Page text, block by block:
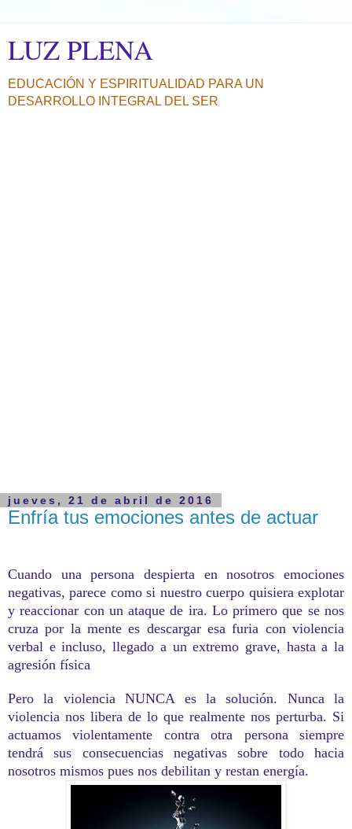
LUZ PLENA
EDUCACIÓN Y ESPIRITUALIDAD PARA UN
DESARROLLO INTEGRAL DEL SER
jueves, 21 de abril de 2016
Enfría tus emociones antes de actuar
Cuando una persona despierta en nosotros emociones
negativas, parece como si nuestro cuerpo quisiera explotar
y reaccionar con un ataque de ira. Lo primero que se nos
cruza por la mente es descargar esa furia con violencia
verbal e incluso, llegado a un extremo grave, hasta a la
agresión física
Pero la violencia NUNCA es la solución. Nunca la
violencia nos libera de lo que realmente nos perturba. Si
actuamos violentamente contra otra persona siempre
tendrá sus consecuencias negativas sobre todo hacia
nosotros mismos pues nos debilitan y restan energía.